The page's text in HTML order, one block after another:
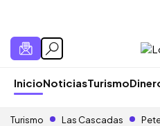
InicioNoticiasTurismo
Turismo Las Cascadas